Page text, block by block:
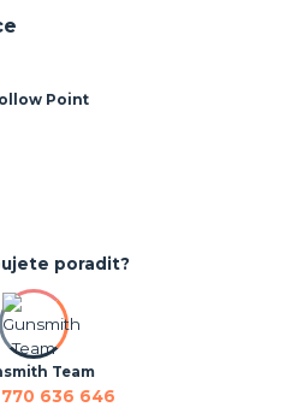
Point
poradit?
Team
636 646